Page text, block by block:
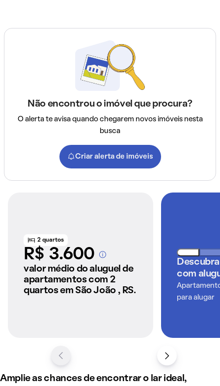
Não encontrou o imóvel que procura?
O alerta te avisa quando chegarem novos imóveis nesta
busca
Criar alerta de imóveis
2 quartos
R$ 3.600A partir dos imóveis
anunciados pelo
QuintoAndar
valor médio do aluguel de
apartamentos com 2
quartos em São João , RS.
com
para alugar
Amplie as chances de encontrar o lar ideal,